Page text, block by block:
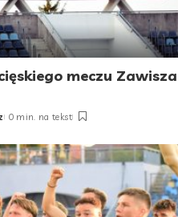
meczu Zawisza
0 min. na tekst